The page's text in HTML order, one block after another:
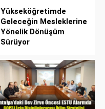
Yükseköğretimde
Geleceğin Mesleklerine
Yönelik Dönüşüm
Sürüyor